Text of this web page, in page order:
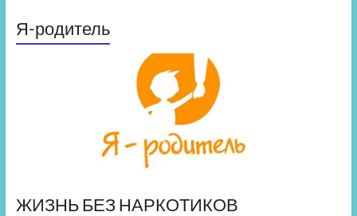
Я-родитель
ЖИЗНЬ БЕЗ НАРКОТИКОВ